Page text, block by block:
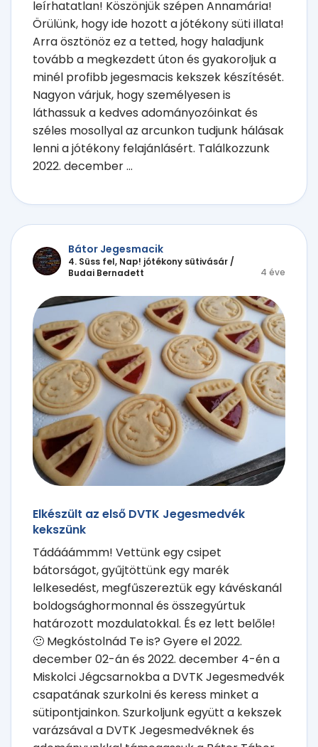
leírhatatlan! Köszönjük szépen Annamária!
Örülünk, hogy ide hozott a jótékony süti illata!
Arra ösztönöz ez a tetted, hogy haladjunk
tovább a megkezdett úton és gyakoroljuk a
minél profibb jegesmacis kekszek készítését.
Nagyon várjuk, hogy személyesen is
láthassuk a kedves adományozóinkat és
széles mosollyal az arcunkon tudjunk hálásak
lenni a jótékony felajánlásért. Találkozzunk
2022. december ...
Bátor Jegesmacik
4. Süss fel, Nap! jótékony sütivásár /
Budai Bernadett
4 éve
Elkészült az első DVTK Jegesmedvék
kekszünk
Tádááámmm! Vettünk egy csipet
bátorságot, gyűjtöttünk egy marék
lelkesedést, megfűszereztük egy kávéskanál
boldogsághormonnal és összegyúrtuk
határozott mozdulatokkal. És ez lett belőle!
🙂 Megkóstolnád Te is? Gyere el 2022.
december 02-án és 2022. december 4-én a
Miskolci Jégcsarnokba a DVTK Jegesmedvék
csapatának szurkolni és keress minket a
sütipontjainkon. Szurkoljunk együtt a kekszek
varázsával a DVTK Jegesmedvéknek és